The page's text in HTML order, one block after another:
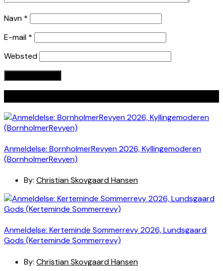
Navn *
E-mail *
Websted
Anmeldelse: BornholmerRevyen 2026, Kyllingemoderen
(BornholmerRevyen)
By: Christian Skovgaard Hansen
Anmeldelse: Kerteminde Sommerrevy 2026, Lundsgaard
Gods (Kerteminde Sommerrevy)
By: Christian Skovgaard Hansen